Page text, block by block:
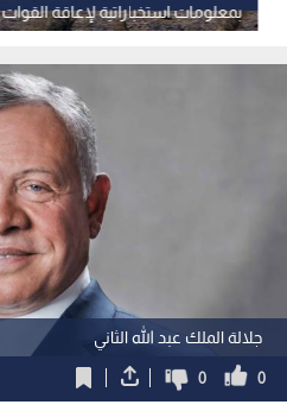
بمعلومات استخباراتية لإعاقة القوات
الأمريكية
جلالة الملك عبد الله الثاني
0
0